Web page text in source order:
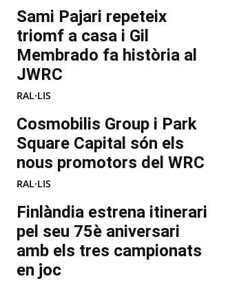
Sami Pajari repeteix
triomf a casa i Gil
Membrado fa història al
JWRC
RAL·LIS
Cosmobilis Group i Park
Square Capital són els
nous promotors del WRC
RAL·LIS
Finlàndia estrena itinerari
pel seu 75è aniversari
amb els tres campionats
en joc